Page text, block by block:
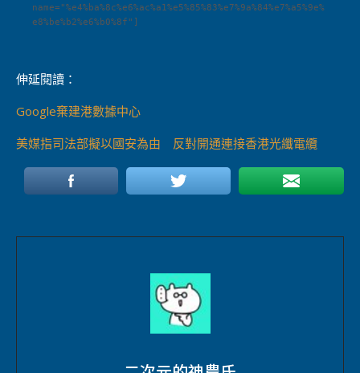
name="%e4%ba%8c%e6%ac%a1%e5%85%83%e7%9a%84%e7%a5%9e%
e8%be%b2%e6%b0%8f"]
伸延閱讀：
Google棄建港數據中心
美媒指司法部擬以國安為由 反對開通連接香港光纖電纜